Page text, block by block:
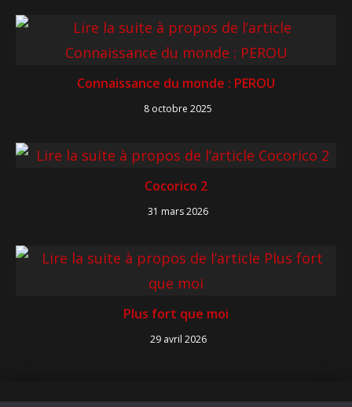
Connaissance du monde : PEROU
8 octobre 2025
Cocorico 2
31 mars 2026
Plus fort que moi
29 avril 2026